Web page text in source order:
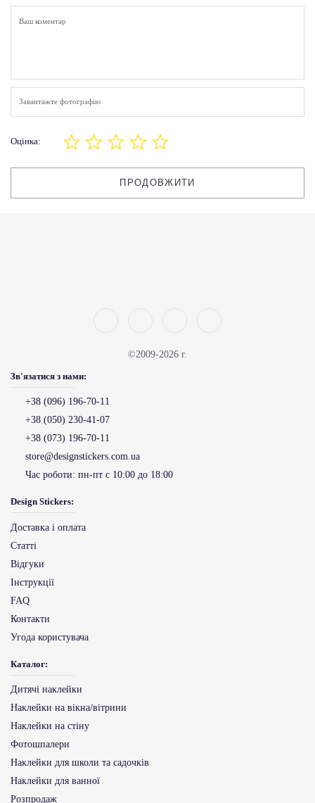
Завантажте фотографію
Оцінка:
ПРОДОВЖИТИ
©2009-2026 г.
Зв'язатися з нами:
+38 (096) 196-70-11
+38 (050) 230-41-07
+38 (073) 196-70-11
store@designstickers.com.ua
Час роботи: пн-пт с 10:00 до 18:00
Design Stickers:
Доставка і оплата
Статті
Відгуки
Інструкції
FAQ
Контакти
Угода користувача
Каталог:
Дитячі наклейки
Наклейки на вікна/вітрини
Наклейки на стіну
Фотошпалери
Наклейки для школи та садочків
Наклейки для ванної
Розпродаж